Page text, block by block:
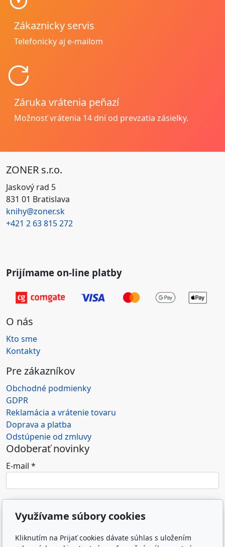
Zákaznicky servis
Telefonicky aj e-mailom
Záruka vrátenia peňazí
Možnosť vrátenia 14 dní od prevzatia zásielky.
ZONER s.r.o.
Jaskový rad 5
831 01 Bratislava
knihy@zoner.sk
+421 2 63 815 272
Prijímame on-line platby
O nás
Kto sme
Kontakty
Pre zákazníkov
Obchodné podmienky
GDPR
Reklamácia a vrátenie tovaru
Doprava a platba
Odstúpenie od zmluvy
Odoberať novinky
E-mail *
Súhlasím so spracovaním osobných údajov (e-
mailovej adresy) na marketingové účely
Využívame súbory cookies
Kliknutím na Prijať cookies dávate súhlas s uložením